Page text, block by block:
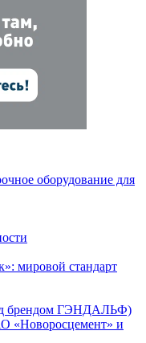
оборудование для
мировой стандарт
брендом ГЭНДАЛЬФ)
«Новоросцемент» и